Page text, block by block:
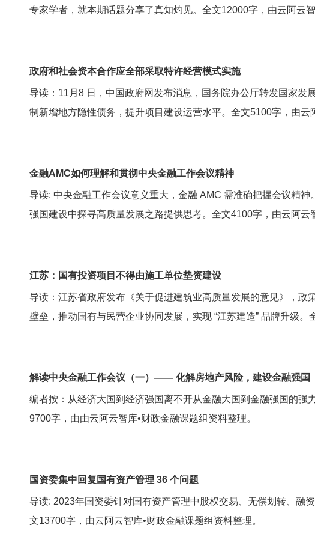
专家学者，就本期话题分享了真知灼见。全文12000字，由云阿云
政府和社会资本合作应全部采取特许经营模式实施
导读：11月8 日，中国政府网发布消息，国务院办公厅转发国家
制新增地方隐性债务，提升项目建设运营水平。全文5100字，由云
金融AMC如何理解和贯彻中央金融工作会议精神
导读: 中央金融工作会议意义重大，金融 AMC 需准确把握会议精
强国建设中探寻高质量发展之路提供思考。全文4100字，由云阿云
江苏：国有投资项目不得由施工单位垫资建设
导读：江苏省政府发布《关于促进建筑业高质量发展的意见》，
壁垒，推动国有与民营企业协同发展，实现 “江苏建造” 品牌升级。
解读中央金融工作会议（一）—— 化解房地产风险，建设金融强国
编者按：从经济大国到经济强国离不开从金融大国到金融强国的
9700字，由由云阿云智库•财政金融课题组资料整理。
国资委集中回复国有资产管理 36 个问题
导读: 2023年国资委针对国有资产管理中股权交易、无偿划转、融
文13700字，由云阿云智库•财政金融课题组资料整理。